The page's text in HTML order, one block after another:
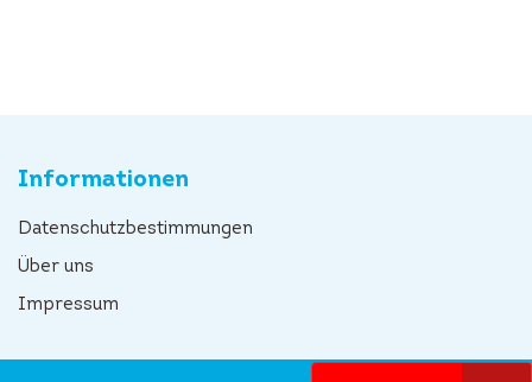
Informationen
Datenschutzbestimmungen
Über uns
Impressum